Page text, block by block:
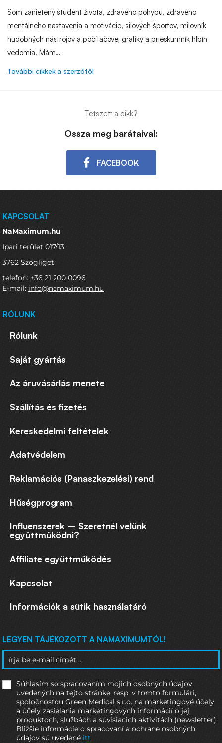
Som zanietený študent života, zdravého pohybu, zdravého
mentálneho nastavenia a motivácie, silových športov, milovník
hudobných nástrojov a počítačovej grafiky a prieskumník hlbín
vedomia. Mám…
További cikkek a szerzőtől
Tetszett a cikk?
Ossza meg barátaival:
FACEBOOK
KAPCSOLAT
NaMaximum.hu
Ipari terület 017/13
3762 Szögliget
telefon: +36 21 200 0096
E-mail: info@namaximum.hu
RÓLUNK
Rólunk
Saját gyártás
Az áruvásárlás menete
Szállítás és fizetés
Kereskedelmi feltételek
Adatvédelem
Reklamációs (Panaszkezelési) rend
Hűségprogram
Influenszerek – Szeretnél velünk
együttműködni?
Affiliate együttműködés
Kapcsolat
Információk a sütik használatáró
LEGYEN TÁJÉKOZOTT A NAMAXIMUMTÓL!
Súhlasím so spracovaním mojich osobných údajov
uvedených na tejto stránke, resp. v tomto formulári,
spoločnosťou Green Medical s.r.o. na marketingové účely
a účely zasielania marketingových informácií o jej
produktoch, službách a súvisiacich aktivitách (newsletter).
Bližšie informácie o spracovaní a ochrane osobných
údajov sú uvedené itt